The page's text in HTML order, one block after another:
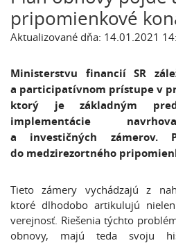
pripomienkové
Aktualizované dňa: 14.01.2021
Ministerstvu financií SR
a participatívnom prístupe v
ktorý je základným
implementácie
a investičných zámerov.
do medzirezortného
Tieto zámery vychádzajú z
ktoré dlhodobo artikulujú
verejnosť. Riešenia týchto
obnovy, majú teda svoju